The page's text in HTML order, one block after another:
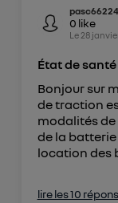
0 like
Le 28
État de
Bonjour sur
de traction
modalités
de la
location des
lire les 10